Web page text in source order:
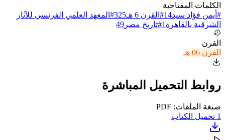
الكلمات المفتاحية
# أيمن فؤاد سيد14
# القرن 6 هـ 325
# المعهد العلمي الفرنسي للآثار
الشرقية بالقاهرة 1
#تاريخ مصر 49
القرن
القرن 06 هـ
روابط التحميل المباشرة
صيغة الملفات: PDF
1 تحميل الكتاب